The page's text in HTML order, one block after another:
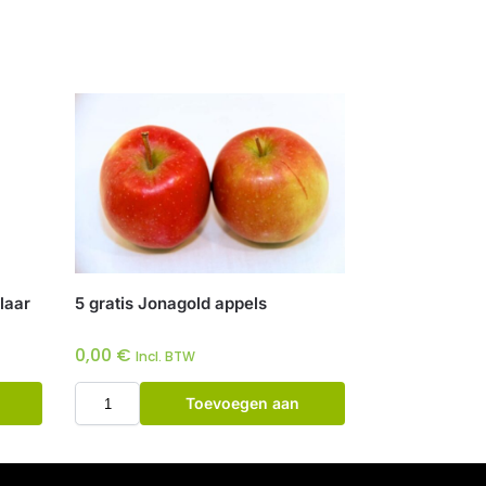
5 gratis Jonagold appels
0,00 € Incl. BTW
Toevoegen aan